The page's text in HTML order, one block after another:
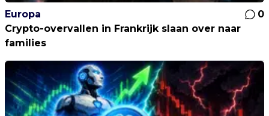
Europa
0
Crypto-overvallen in Frankrijk slaan over naar
families